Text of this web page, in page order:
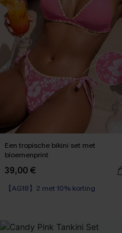
Een tropische bikini set met
bloemenprint
39,00 €
【AG18】2 met 10% korting